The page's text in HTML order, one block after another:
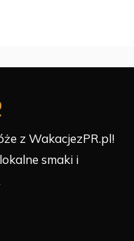
z WakacjezPR.pl!
smaki i